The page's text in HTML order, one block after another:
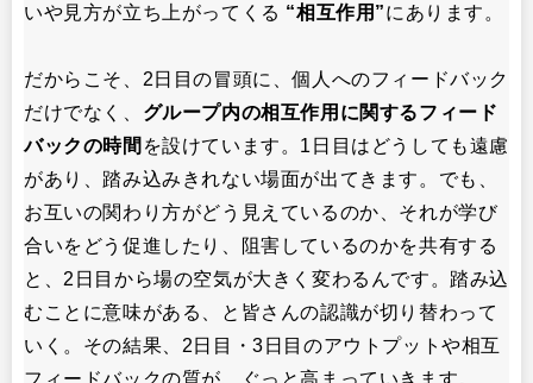
いや見方が立ち上がってくる “相互作用”にあります。
だからこそ、2日目の冒頭に、個人へのフィードバック
だけでなく、 グループ内の相互作用に関するフィード
バックの時間 を設けています。1日目はどうしても遠慮
があり、踏み込みきれない場面が出てきます。でも、
お互いの関わり方がどう見えているのか、それが学び
合いをどう促進したり、阻害しているのかを共有する
と、2日目から場の空気が大きく変わるんです。踏み込
むことに意味がある、と皆さんの認識が切り替わって
いく。その結果、2日目・3日目のアウトプットや相互
フィードバックの質が、ぐっと高まっていきます。